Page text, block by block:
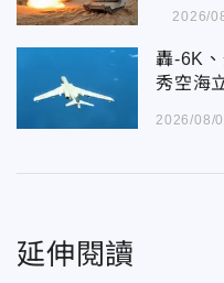
2026/
轟-6K
秀空海
2026/08/
延伸閱讀